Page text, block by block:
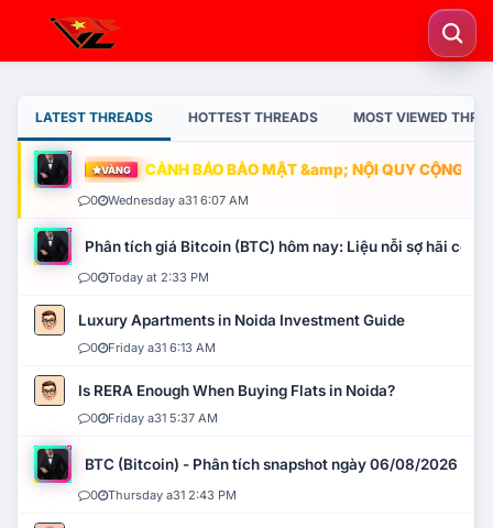
LATEST THREADS HOTTEST THREADS MOST VIEWED
VÀNG CẢNH BÁO BẢO MẬT &amp; NỘI QUY CỘNG
0 Wednesday a31 6:07 AM
Phân tích giá Bitcoin (BTC) hôm nay: Liệu nỗi sợ hãi có
0 Today at 2:33 PM
Luxury Apartments in Noida Investment Guide
0 Friday a31 6:13 AM
Is RERA Enough When Buying Flats in Noida?
0 Friday a31 5:37 AM
BTC (Bitcoin) - Phân tích snapshot ngày 06/08/2026
0 Thursday a31 2:43 PM